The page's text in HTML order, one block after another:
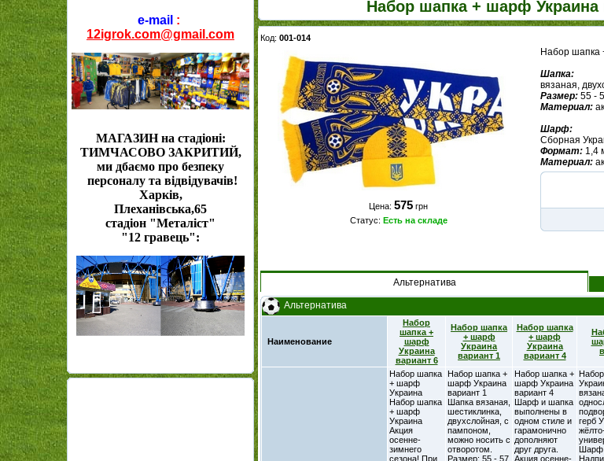
e-mail :
12igrok.com@gmail.com
МАГАЗИН на стадіоні:
ТИМЧАСОВО ЗАКРИТИЙ,
ми дбаємо про безпеку
персоналу та відвідувачів!
Харків,
Плеханівська,65
стадіон "Металіст"
"12 гравець":
Набор шапка + шарф Украина
Код: 001-014
Цена: 575 грн
Статус: Есть на складе
Набор шапка
Шапка:
вязаная,
Размер: 55 -
Материал:
Шарф:
Сборная
Формат: 1,4
Материал:
Альтернатива
Альтернатива
Наименование
Набор
шапка +
шарф
Украина
вариант 6
Набор шапка
+ шарф
Украина
вариант 1
Набор шапка
+ шарф
Украина
вариант 4
Набор шапка
+ шарф
Украина
Набор шапка
+ шарф
Украина
Акция
осенне-
зимнего
сезона! При
Набор шапка +
шарф Украина
вариант 1
Шапка вязаная,
шестиклинка,
двухслойная, с
пампоном,
можно носить с
отворотом.
Размер: 55 - 57
Набор шапка +
шарф Украина
вариант 4
Шарф и шапка
выполнены в
одном стиле и
гарамонично
дополняют
друг друга.
Акция осенне-
герб
Шарф